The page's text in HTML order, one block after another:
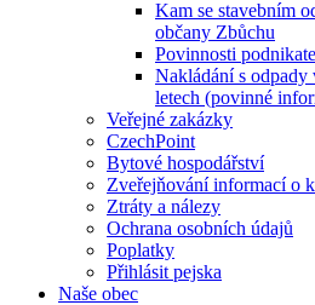
Kam se stavebním
občany Zbůchu
Povinnosti
Nakládání s
letech (povinné
Veřejné zakázky
CzechPoint
Bytové hospodářství
Zveřejňování informací o
Ztráty a nálezy
Ochrana osobních údajů
Poplatky
Přihlásit pejska
Naše obec